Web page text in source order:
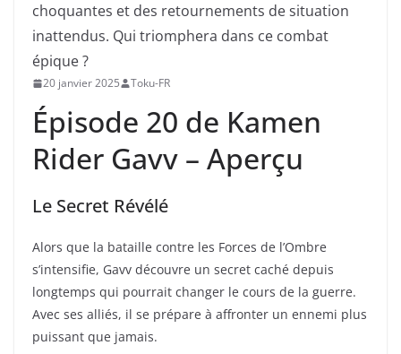
choquantes et des retournements de situation
inattendus. Qui triomphera dans ce combat
épique ?
20 janvier 2025 Toku-FR
Épisode 20 de Kamen
Rider Gavv – Aperçu
Le Secret Révélé
Alors que la bataille contre les Forces de l’Ombre
s’intensifie, Gavv découvre un secret caché depuis
longtemps qui pourrait changer le cours de la guerre.
Avec ses alliés, il se prépare à affronter un ennemi plus
puissant que jamais.